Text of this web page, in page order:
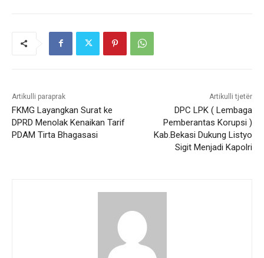
Artikulli paraprak
FKMG Layangkan Surat ke
DPRD Menolak Kenaikan Tarif
PDAM Tirta Bhagasasi
Artikulli tjetër
DPC LPK ( Lembaga
Pemberantas Korupsi )
Kab.Bekasi Dukung Listyo
Sigit Menjadi Kapolri